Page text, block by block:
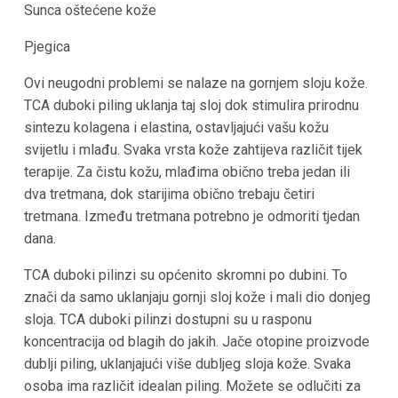
Sunca oštećene kože
Pjegica
Ovi neugodni problemi se nalaze na gornjem sloju kože.
TCA duboki piling uklanja taj sloj dok stimulira prirodnu
sintezu kolagena i elastina, ostavljajući vašu kožu
svijetlu i mlađu. Svaka vrsta kože zahtijeva različit tijek
terapije. Za čistu kožu, mlađima obično treba jedan ili
dva tretmana, dok starijima obično trebaju četiri
tretmana. Između tretmana potrebno je odmoriti tjedan
dana.
TCA duboki pilinzi su općenito skromni po dubini. To
znači da samo uklanjaju gornji sloj kože i mali dio donjeg
sloja. TCA duboki pilinzi dostupni su u rasponu
koncentracija od blagih do jakih. Jače otopine proizvode
dublji piling, uklanjajući više dubljeg sloja kože. Svaka
osoba ima različit idealan piling. Možete se odlučiti za